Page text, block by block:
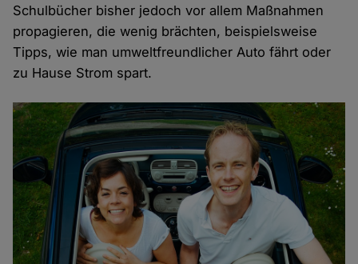
Schulbücher bisher jedoch vor allem Maßnahmen
propagieren, die wenig brächten, beispielsweise
Tipps, wie man umweltfreundlicher Auto fährt oder
zu Hause Strom spart.